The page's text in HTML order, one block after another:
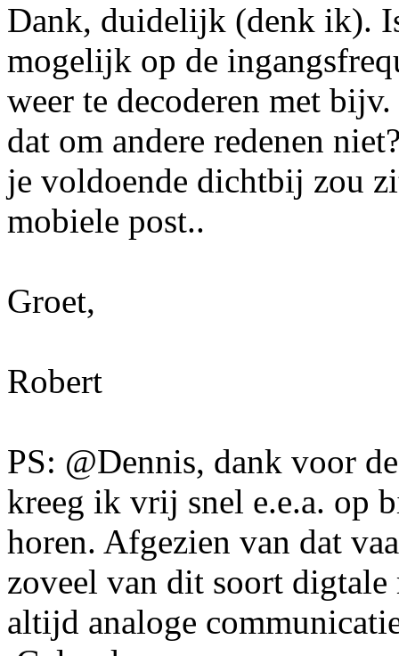
Dank, duidelijk (denk ik).
mogelijk op de
weer te decoderen met
dat om andere redenen
je voldoende dichtbij zou
mobiele post..
Groet,
Robert
PS: @Dennis, dank voor
kreeg ik vrij snel e.e.a. op
horen. Afgezien van dat
zoveel van dit soort
altijd analoge